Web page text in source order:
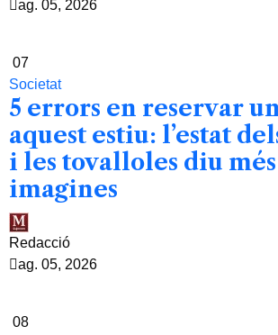
ag. 05, 2026
07
Societat
5 errors en reservar
aquest estiu: l’estat
i les tovalloles diu
imagines
Redacció
ag. 05, 2026
08